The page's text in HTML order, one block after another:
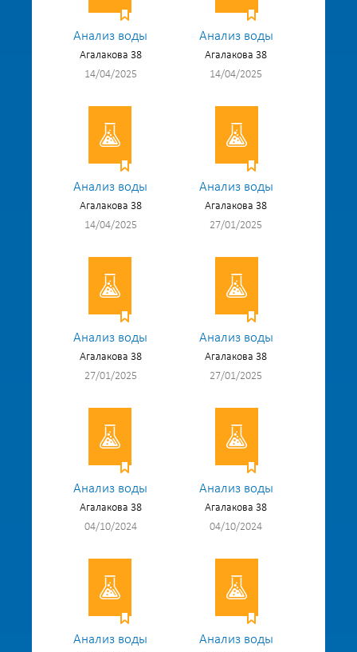
Анализ воды
Агалакова 38
14/04/2025
Анализ воды
Агалакова 38
14/04/2025
Анализ воды
Агалакова 38
14/04/2025
Анализ воды
Агалакова 38
27/01/2025
Анализ воды
Агалакова 38
27/01/2025
Анализ воды
Агалакова 38
27/01/2025
Анализ воды
Агалакова 38
04/10/2024
Анализ воды
Агалакова 38
04/10/2024
Анализ воды Анализ воды